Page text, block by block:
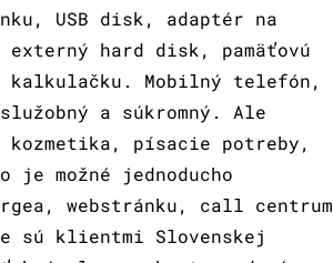
USB disk, adaptér na
hard disk, pamäťovú
kalkulačku. Mobilný telefón,
a súkromný. Ale
písacie potreby,
možné jednoducho
webstránku, call centrum
klientmi Slovenskej